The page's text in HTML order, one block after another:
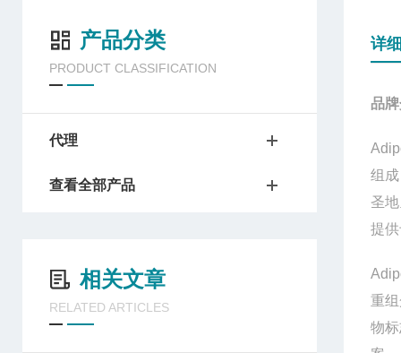
产品分类
PRODUCT CLASSIFICATION
代理
查看全部产品
相关文章
RELATED ARTICLES
详
品
组
圣
提
重
物